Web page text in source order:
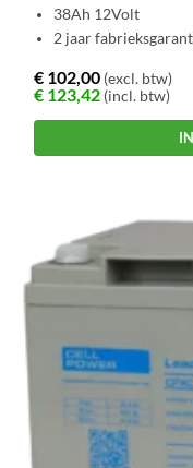
38Ah 12Volt
2 jaar
€ 102,00 (excl. btw)
€ 123,42 (incl. btw)